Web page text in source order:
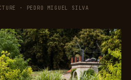
· PEDRO MIGUEL SILVA